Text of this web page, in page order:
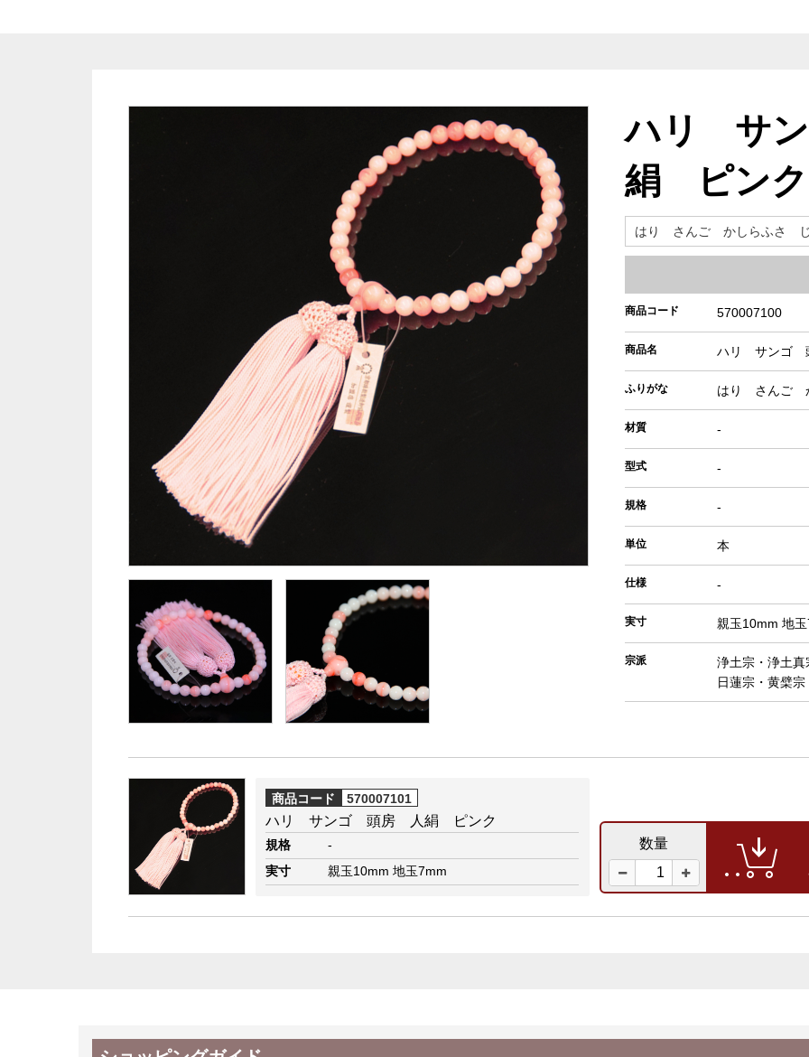
ハリ サ
絹 ピンク
はり さんご かしらふさ
商品コード 570007100
商品名 ハリ サンゴ
ふりがな はり さんご
材質 -
型式 -
規格 -
単位 本
仕様 -
実寸 親玉10mm 地
宗派
浄土宗・浄土
日蓮宗・黄檗宗
商品コード 570007101
ハリ サンゴ 頭房 人絹 ピンク
規格
-
実寸
親玉10mm 地玉7mm
数量